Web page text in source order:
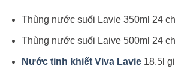
Thùng nước suối Lavie 350ml 24
Thùng nước suối Laive 500ml 24
Nước tinh khiết Viva Lavie18.5l